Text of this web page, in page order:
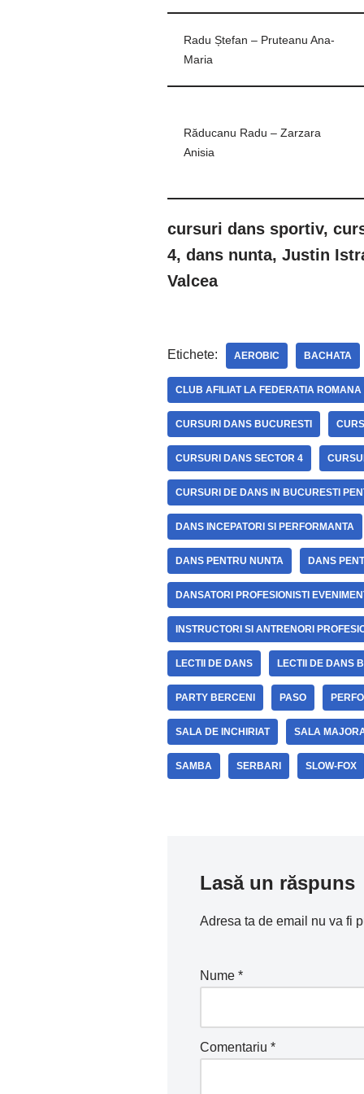
Radu Ștefan – Pruteanu Ana-
Maria
Răducanu Radu – Zarzara
Anisia
cursuri dans sportiv,
4, dans nunta, Justin
Valcea
Etichete: AEROBIC BACHATA
CLUB AFILIAT LA FEDERATIA
CURSURI DANS BUCURESTI
CURSURI DANS SECTOR 4
CURSURI DE DANS IN BUCURESTI
DANS INCEPATORI SI PERFORMANTA
DANS PENTRU NUNTA DANS
DANSATORI PROFESIONISTI
INSTRUCTORI SI ANTRENORI
LECTII DE DANS LECTII DE DANS
PARTY BERCENI PASO
SALA DE INCHIRIAT SALA
SAMBA SERBARI SLOW-FOX
Lasă un răspuns
Adresa ta de email nu va fi
Nume*
Comentariu*